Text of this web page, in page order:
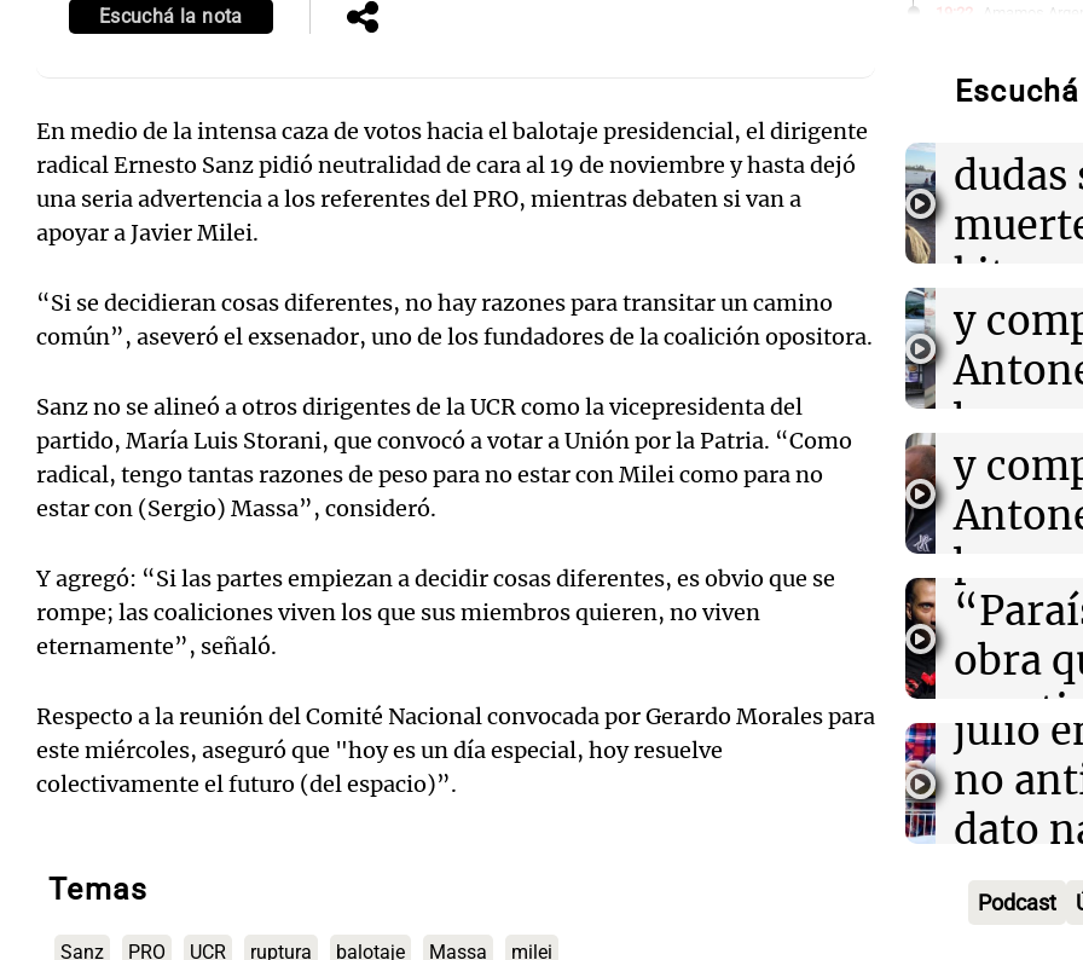
Escuchá la nota
En medio de la intensa caza de votos hacia el balotaje presidencial, el dirigente
radical Ernesto Sanz pidió neutralidad de cara al 19 de noviembre y hasta dejó
una seria advertencia a los referentes del PRO, mientras debaten si van a
apoyar a Javier Milei.
“Si se decidieran cosas diferentes, no hay razones para transitar un camino
común”, aseveró el exsenador, uno de los fundadores de la coalición opositora.
Sanz no se alineó a otros dirigentes de la UCR como la vicepresidenta del
partido, María Luis Storani, que convocó a votar a Unión por la Patria. “Como
radical, tengo tantas razones de peso para no estar con Milei como para no
estar con (Sergio) Massa”, consideró.
Y agregó: “Si las partes empiezan a decidir cosas diferentes, es obvio que se
rompe; las coaliciones viven los que sus miembros quieren, no viven
eternamente”, señaló.
Respecto a la reunión del Comité Nacional convocada por Gerardo Morales para
este miércoles, aseguró que "hoy es un día especial, hoy resuelve
colectivamente el futuro (del espacio)”.
Temas
Sanz PRO UCR ruptura balotaje Massa milei
19:22 Amamos
que cuestiona
masculinas
19:21 Ahora país
"Consigue
bromeó sobre
compras de
Invencible
estadio que
Juegos
El juicio
comenzará el
tras rechazar
Audio.
pasó al
dudas
Santa
Noticias
Episodios
Audio.
cortes
y
Ahora país
Episodios
Audio.
cortes
y
Viva la
Episodios
Audio.
obra
Amamos
Episodios
Audio.
qué el
julio
no
dato
según
Audio.
"La
Audio.
Podcast